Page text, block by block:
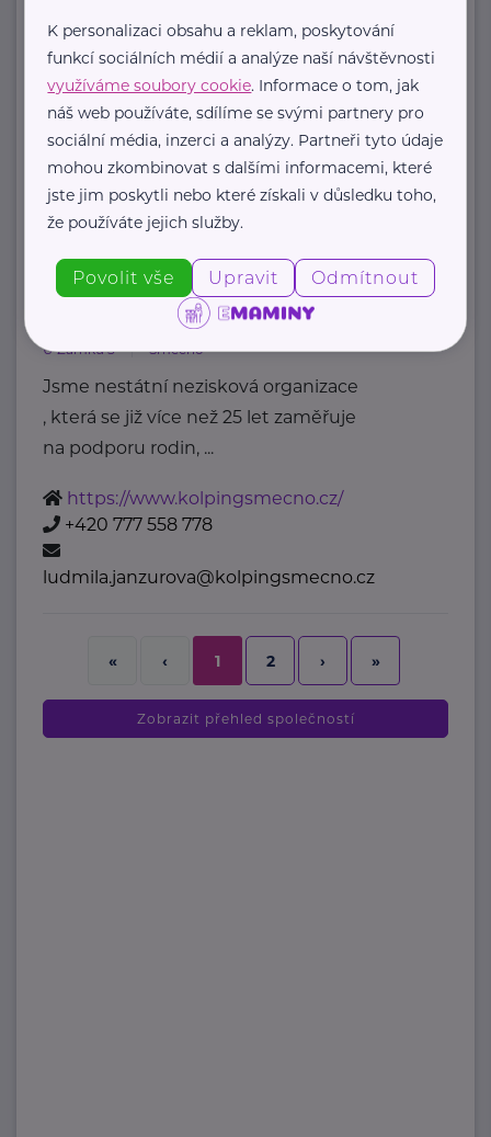
Topolová 748 Klecany
Iniciativa Na rovinu působí v rámci
Výzkumného programu Veřejné
duševní zdraví v NUDZ.
Tvoří ji odborný ...
https://narovinu.net/
Kolpingova rodina Smečno
U Zámku 5 Smečno
Jsme nestátní nezisková organizace
, která se již více než 25 let zaměřuje
na podporu rodin, ...
https://www.kolpingsmecno.cz/
+420 777 558 778
ludmila.janzurova@kolpingsmecno.cz
« ‹ 1 2 › »
Zobrazit přehled společností
K personalizaci obsahu a reklam, poskytování
funkcí sociálních médií a analýze naší návštěvnosti
využíváme soubory cookie. Informace o tom, jak
náš web používáte, sdílíme se svými partnery pro
sociální média, inzerci a analýzy. Partneři tyto údaje
mohou zkombinovat s dalšími informacemi, které
jste jim poskytli nebo které získali v důsledku toho,
že používáte jejich služby.
Povolit vše Upravit Odmítnout